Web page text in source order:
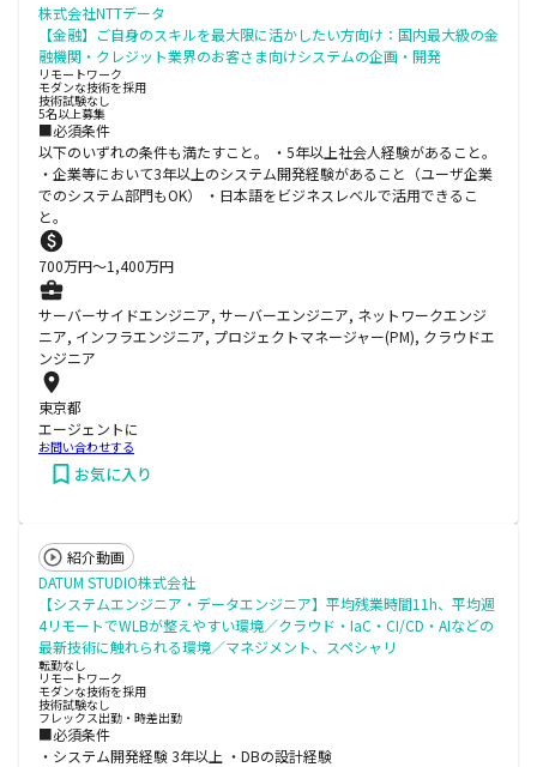
株式会社NTTデータ
【金融】ご自身のスキルを最大限に活かしたい方向け：国内最大級の金
融機関・クレジット業界のお客さま向けシステムの企画・開発
リモートワーク
モダンな技術を採用
技術試験なし
5名以上募集
■必須条件
以下のいずれの条件も満たすこと。 ・5年以上社会人経験があること。
・企業等において3年以上のシステム開発経験があること（ユーザ企業
でのシステム部門もOK） ・日本語をビジネスレベルで活用できるこ
と。
700万円〜1,400万円
サーバーサイドエンジニア, サーバーエンジニア, ネットワークエンジ
ニア, インフラエンジニア, プロジェクトマネージャー(PM), クラウドエ
ンジニア
東京都
エージェントに
お問い合わせする
お気に入り
紹介動画
DATUM STUDIO株式会社
【システムエンジニア・データエンジニア】平均残業時間11h、平均週
4リモートでWLBが整えやすい環境／クラウド・IaC・CI/CD・AIなどの
最新技術に触れられる環境／マネジメント、スペシャリ
転勤なし
リモートワーク
モダンな技術を採用
技術試験なし
フレックス出勤・時差出勤
■必須条件
・システム開発経験 3年以上 ・DBの設計経験